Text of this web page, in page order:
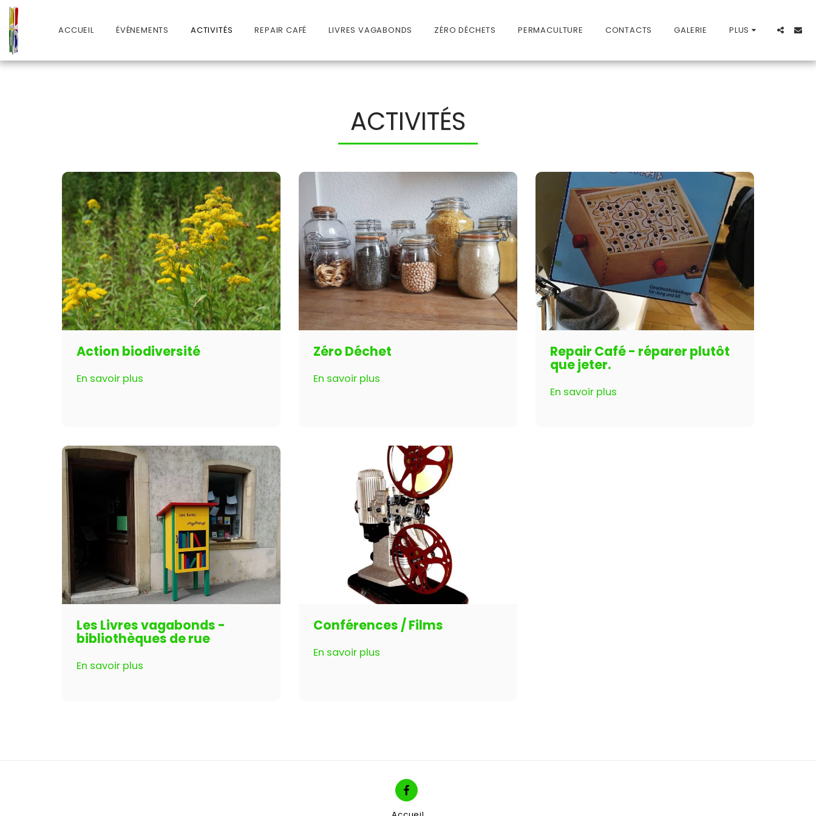
ACCUEIL ÉVÉNEMENTS ACTIVITÉS REPAIR CAFÉ LIVRES VAGABONDS ZÉRO DÉCHETS PERMACULTURE CONTACTS GALERIE PLUS
ACTIVITÉS
Action biodiversité
En savoir plus
Zéro Déchet
En savoir plus
Repair Café - réparer plutôt
que jeter.
En savoir plus
Les Livres vagabonds -
bibliothèques de rue
En savoir plus
Conférences / Films
En savoir plus